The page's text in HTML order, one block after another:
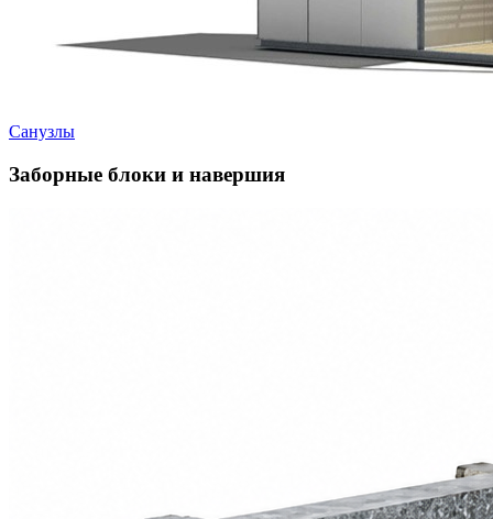
Санузлы
Заборные блоки и навершия